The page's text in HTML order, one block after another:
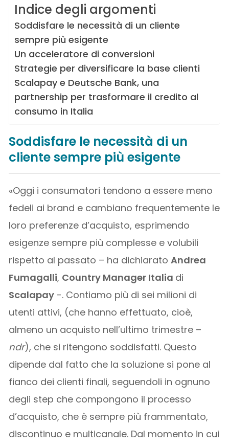
Indice degli argomenti
Soddisfare le necessità di un cliente
sempre più esigente
Un acceleratore di conversioni
Strategie per diversificare la base clienti
Scalapay e Deutsche Bank, una
partnership per trasformare il credito al
consumo in Italia
Soddisfare le necessità di un
cliente sempre più esigente
«Oggi i consumatori tendono a essere meno
fedeli ai brand e cambiano frequentemente le
loro preferenze d’acquisto, esprimendo
esigenze sempre più complesse e volubili
rispetto al passato – ha dichiaratoAndrea
Fumagalli, Country Manager Italia di
Scalapay -. Contiamo più di sei milioni di
utenti attivi, (che hanno effettuato, cioè,
almeno un acquisto nell’ultimo trimestre –
ndr), che si ritengono soddisfatti. Questo
dipende dal fatto che la soluzione si pone al
fianco dei clienti finali, seguendoli in ognuno
degli step che compongono il processo
d’acquisto, che è sempre più frammentato,
discontinuo e multicanale. Dal momento in cui